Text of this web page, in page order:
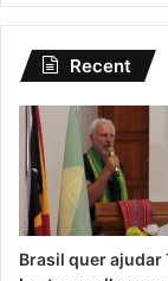
Recent
Brasil quer ajudar